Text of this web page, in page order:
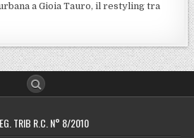
a Gioia Tauro, il restyling tra
TRIB R.C. N° 8/2010